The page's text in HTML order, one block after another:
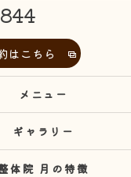
はこちら
メニュー
ギャラリー
体院 月の特徴